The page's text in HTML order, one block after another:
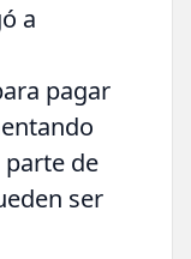
a
pagar
de
ser